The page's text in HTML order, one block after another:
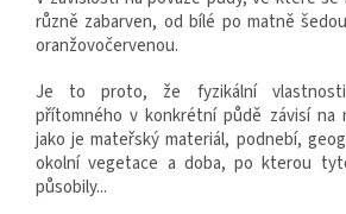
různě zabarven, od bílé po matně
oranžovočervenou.
Je to proto, že fyzikální vlastnosti
přítomného v konkrétní půdě závisí na
jako je mateřský materiál, podnebí,
okolní vegetace a doba, po kterou
působily...